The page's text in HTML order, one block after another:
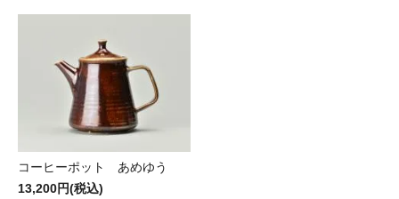
コーヒーポット あめゆう
13,200円(税込)